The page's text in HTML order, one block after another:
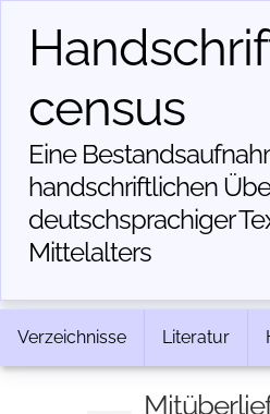
census
Eine
handschriftlichen
deutschsprachiger
Mittelalters
Verzeichnisse Literatur